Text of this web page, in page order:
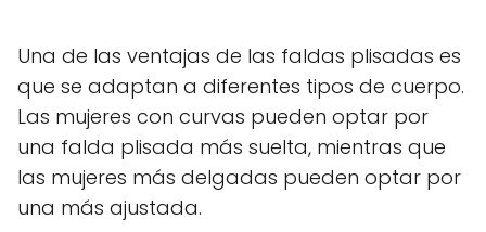
Una de las ventajas de las faldas plisadas es
que se adaptan a diferentes tipos de cuerpo.
Las mujeres con curvas pueden optar por
una falda plisada más suelta, mientras que
las mujeres más delgadas pueden optar por
una más ajustada.